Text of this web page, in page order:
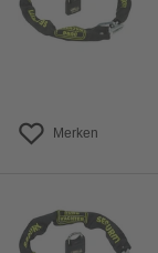
Merken